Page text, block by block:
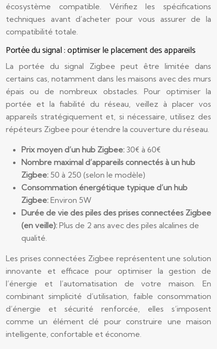
écosystème compatible. Vérifiez les spécifications
techniques avant d’acheter pour vous assurer de la
compatibilité totale.
Portée du signal : optimiser le placement des appareils
La portée du signal Zigbee peut être limitée dans
certains cas, notamment dans les maisons avec des murs
épais ou de nombreux obstacles. Pour optimiser la
portée et la fiabilité du réseau, veillez à placer vos
appareils stratégiquement et, si nécessaire, utilisez des
répéteurs Zigbee pour étendre la couverture du réseau.
Prix moyen d’un hub Zigbee: 30€ à 60€
Nombre maximal d’appareils connectés à un hub
Zigbee: 50 à 250 (selon le modèle)
Consommation énergétique typique d’un hub
Zigbee: Environ 5W
Durée de vie des piles des prises connectées Zigbee
(en veille): Plus de 2 ans avec des piles alcalines de
qualité.
Les prises connectées Zigbee représentent une solution
innovante et efficace pour optimiser la gestion de
l’énergie et l’automatisation de votre maison. En
combinant simplicité d’utilisation, faible consommation
d’énergie et sécurité renforcée, elles s’imposent
comme un élément clé pour construire une maison
intelligente, confortable et économe.